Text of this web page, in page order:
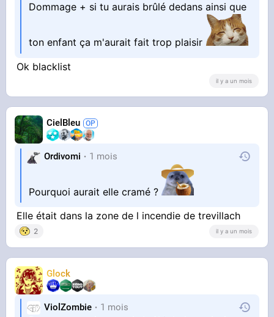
Dommage + si tu aurais brûlé dedans ainsi que
ton enfant ça m'aurait fait trop plaisir
Ok blacklist
il y a un mois
CielBleu
Ordivomi 1 mois
Pourquoi aurait elle cramé ?
Elle était dans la zone de l incendie de trevillach
2 il y a un mois
Glock
ViolZombie 1 mois